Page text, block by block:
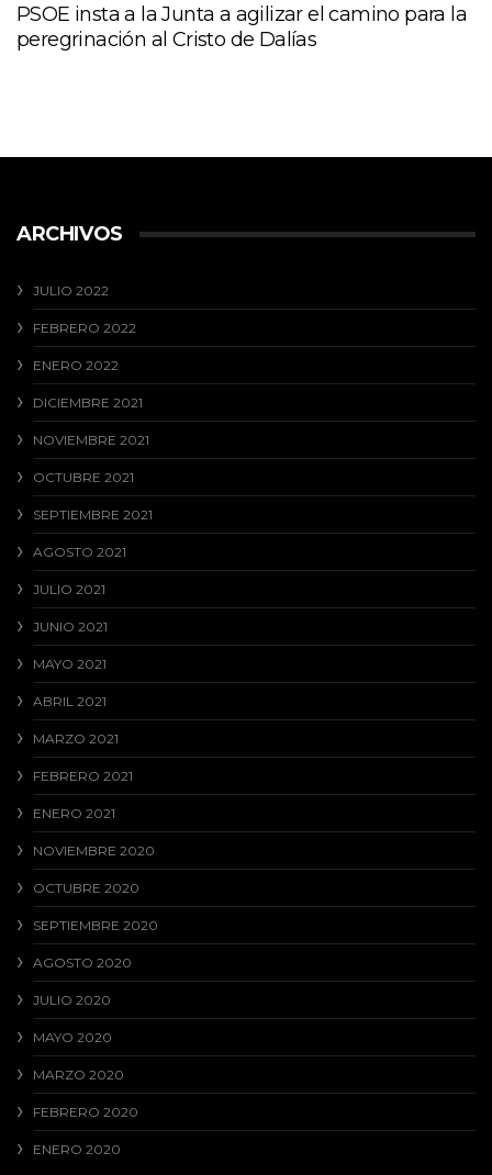
PSOE insta a la Junta a agilizar el camino para la
peregrinación al Cristo de Dalías
ARCHIVOS
JULIO 2022
FEBRERO 2022
ENERO 2022
DICIEMBRE 2021
NOVIEMBRE 2021
OCTUBRE 2021
SEPTIEMBRE 2021
AGOSTO 2021
JULIO 2021
JUNIO 2021
MAYO 2021
ABRIL 2021
MARZO 2021
FEBRERO 2021
ENERO 2021
NOVIEMBRE 2020
OCTUBRE 2020
SEPTIEMBRE 2020
AGOSTO 2020
JULIO 2020
MAYO 2020
MARZO 2020
FEBRERO 2020
ENERO 2020